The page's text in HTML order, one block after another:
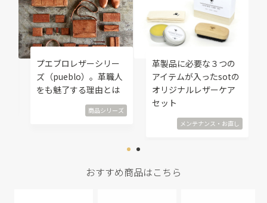
プエブロレザーシリー
ズ（pueblo）。革職人
をも魅了する理由とは
商品シリーズ
革製品に必要な３つの
アイテムが入ったsotの
オリジナルレザーケア
セット
メンテナンス・お直し
おすすめ商品はこちら